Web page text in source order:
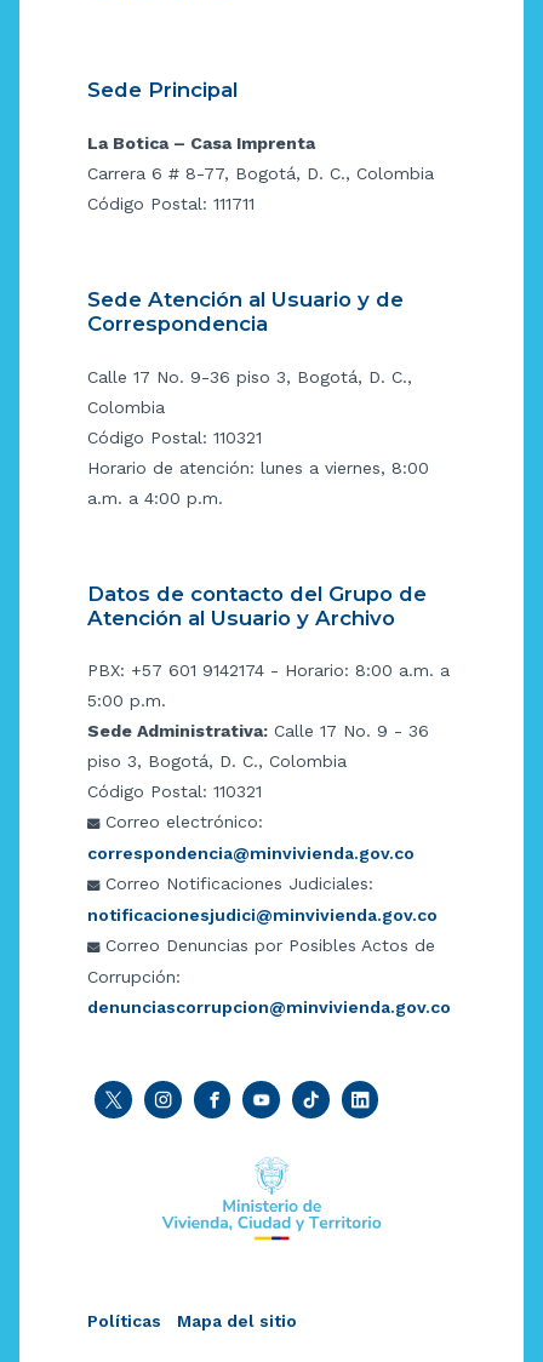
Sede Principal
La Botica – Casa Imprenta
Carrera 6 # 8-77, Bogotá, D. C., Colombia
Código Postal: 111711
Sede Atención al Usuario y de
Correspondencia
Calle 17 No. 9-36 piso 3, Bogotá, D. C.,
Colombia
Código Postal: 110321
Horario de atención: lunes a viernes, 8:00
a.m. a 4:00 p.m.
Datos de contacto del Grupo de
Atención al Usuario y Archivo
PBX: +57 601 9142174 - Horario: 8:00 a.m. a
5:00 p.m.
Sede Administrativa: Calle 17 No. 9 - 36
piso 3, Bogotá, D. C., Colombia
Código Postal: 110321
Correo electrónico:
correspondencia@minvivienda.gov.co
Correo Notificaciones Judiciales:
notificacionesjudici@minvivienda.gov.co
Correo Denuncias por Posibles Actos de
Corrupción:
denunciascorrupcion@minvivienda.gov.co
Políticas Mapa del sitio